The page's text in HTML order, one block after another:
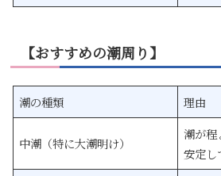
【おすすめの潮周り】
潮の種類 理由
中潮（特に大潮明け）
潮が程
安定し